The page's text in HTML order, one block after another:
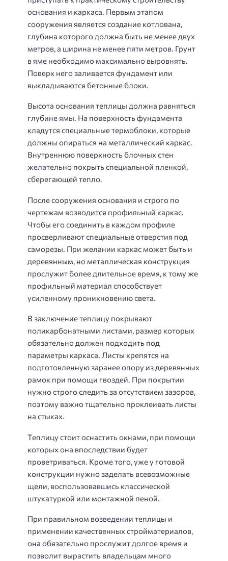
основания и каркаса. Первым этапом
сооружения является создание котлована,
глубина которого должна быть не менее двух
метров, а ширина не менее пяти метров. Грунт
в яме необходимо максимально выровнять.
Поверх него заливается фундамент или
выкладываются бетонные блоки.
Высота основания теплицы должна равняться
глубине ямы. На поверхность фундамента
кладутся специальные термоблоки, которые
должны опираться на металлический каркас.
Внутреннюю поверхность блочных стен
желательно покрыть специальной пленкой,
сберегающей тепло.
После сооружения основания и строго по
чертежам возводится профильный каркас.
Чтобы его соединить в каждом профиле
просверливают специальные отверстия под
саморезы. При желании каркас может быть и
деревянным, но металлическая конструкция
прослужит более длительное время, к тому же
профильный материал способствует
усиленному проникновению света.
В заключение теплицу покрывают
поликарбонатными листами, размер которых
обязательно должен подходить под
параметры каркаса. Листы крепятся на
подготовленную заранее опору из деревянных
рамок при помощи гвоздей. При покрытии
нужно строго следить за отсутствием зазоров,
поэтому важно тщательно проклеивать листы
на стыках.
Теплицу стоит оснастить окнами, при помощи
которых она впоследствии будет
проветриваться. Кроме того, уже у готовой
конструкции нужно заделать всевозможные
щели, воспользовавшись классической
штукатуркой или монтажной пеной.
При правильном возведении теплицы и
применении качественных стройматериалов,
она обязательно прослужит долгое время и
позволит вырастить владельцам много